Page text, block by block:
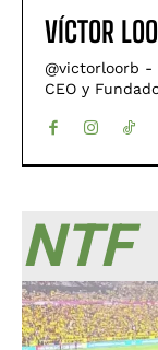
VÍCTOR
@victorloorb
CEO y
NTF